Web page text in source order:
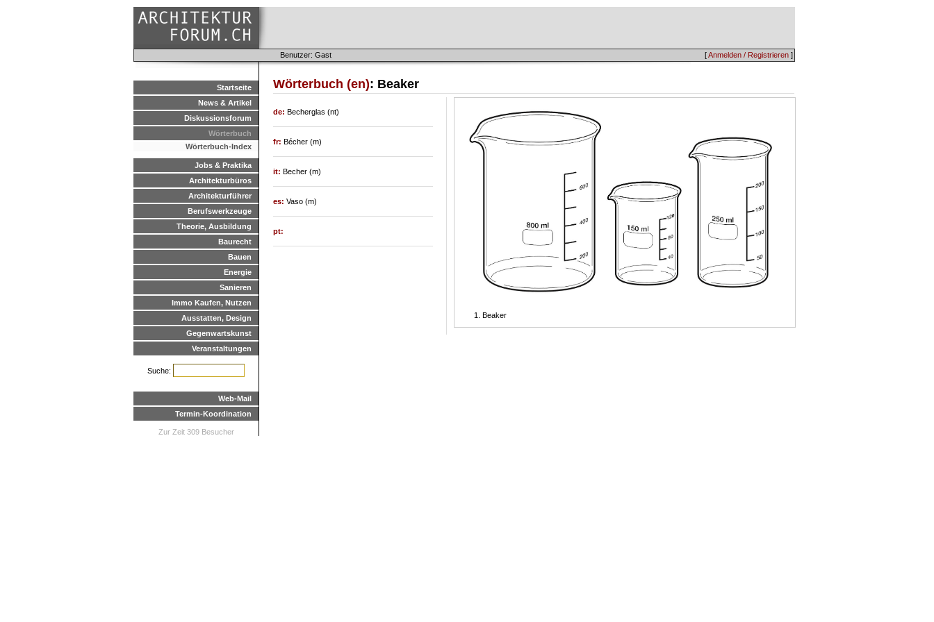
[Anmelden / Registrieren ]
Benutzer: Gast
Startseite
News & Artikel
Diskussionsforum
Wörterbuch
Wörterbuch-Index
Jobs & Praktika
Architekturbüros
Architekturführer
Berufswerkzeuge
Theorie, Ausbildung
Baurecht
Bauen
Energie
Sanieren
Immo Kaufen, Nutzen
Ausstatten, Design
Gegenwartskunst
Veranstaltungen
Suche:
Web-Mail
Termin-Koordination
Zur Zeit 309 Besucher
Wörterbuch (en): Beaker
Beaker
de: Becherglas (nt)
fr: Bécher (m)
it: Becher (m)
es: Vaso (m)
pt: